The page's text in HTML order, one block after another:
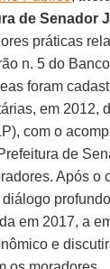
de Senador
práticas
n. 5 do
foram
em 2012,
com o
de
Após o
em 2017, a
e